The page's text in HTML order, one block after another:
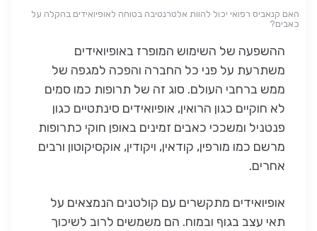
האם קנאביס רפואי יכול להוות אלטרנטיבה בטוחה לאופיואידים בהקלה על
כאבים?
ההשפעה של השימוש המופרז באופיואידים
משתרעת על פני כל החברה והפכה למגפה של
ממש ברחבי העולם. סוג זה של תרופות כמו סמים
לא חוקיים כגון הרואין, אופיואידים סינתטיים כגון
פנטניל ומשככי כאבים זמינים באופן חוקי כתרופות
מרשם כמו מורפין, קודאין, ויקודין, אוקסיקוטון ורבים
אחרים.
אופיואידים מתקשרים עם קולטנים הנמצאים על
תאי עצב בגוף ובמוח. הם משמשים לרוב לשיכוך